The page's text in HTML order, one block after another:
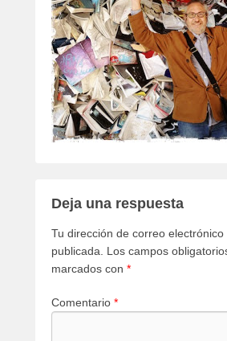
Deja una respuesta
Tu dirección de correo electrónico
publicada.
Los campos
marcados con *
Comentario *